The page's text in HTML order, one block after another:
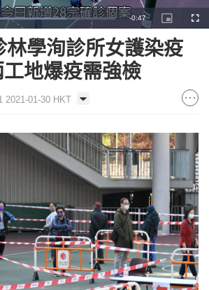
Loaded:
68.77%
Remaining
Time
-0:47
Picture-
in-
林學洵診所女護染疫
地爆疫需強檢
2021-01-30 HKT